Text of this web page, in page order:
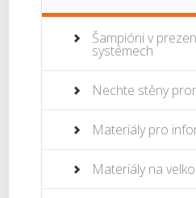
Šampióni v
systémech
Nechte stěny
Materiály pro
Materiály na